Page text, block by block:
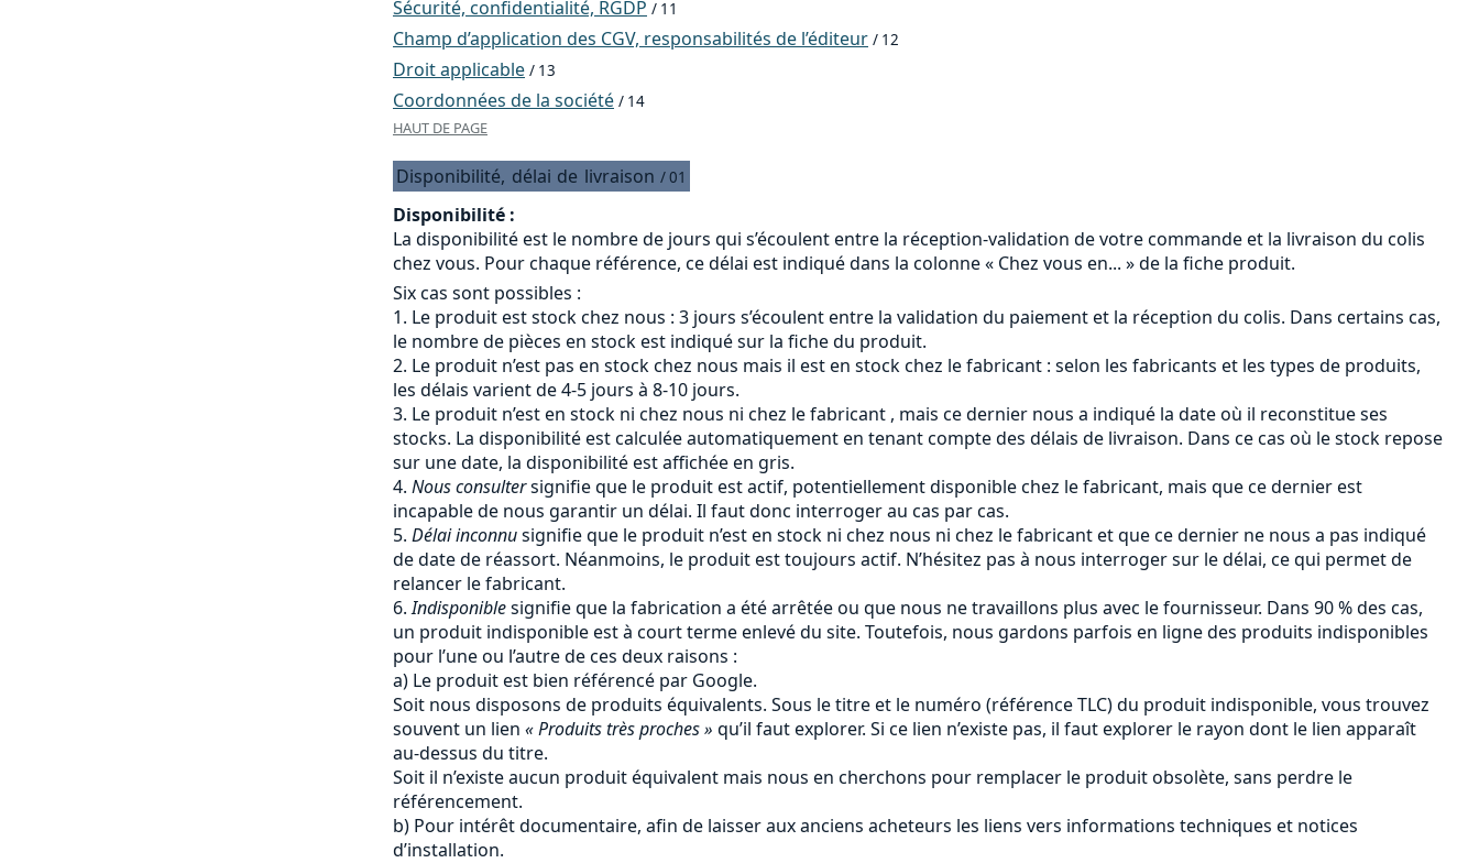
Sécurité, confidentialité, RGDP / 11
Champ d’application des CGV, responsabilités de l’éditeur / 12
Droit applicable / 13
Coordonnées de la société / 14
HAUT DE PAGE
Disponibilité, délai de livraison / 01
Disponibilité :
La disponibilité est le nombre de jours qui s’écoulent entre la réception-validation de votre commande et la livraison du colis
chez vous. Pour chaque référence, ce délai est indiqué dans la colonne « Chez vous en... » de la fiche produit.
Six cas sont possibles :
Le produit est stock chez nous : 3 jours s’écoulent entre la validation du paiement et la réception du colis. Dans certains cas,
le nombre de pièces en stock est indiqué sur la fiche du produit.
Le produit n’est pas en stock chez nous mais il est en stock chez le fabricant : selon les fabricants et les types de produits,
les délais varient de 4-5 jours à 8-10 jours.
Le produit n’est en stock ni chez nous ni chez le fabricant , mais ce dernier nous a indiqué la date où il reconstitue ses
stocks. La disponibilité est calculée automatiquement en tenant compte des délais de livraison. Dans ce cas où le stock repose
sur une date, la disponibilité est affichée en gris.
Nous consultersignifie que le produit est actif, potentiellement disponible chez le fabricant, mais que ce dernier est
incapable de nous garantir un délai. Il faut donc interroger au cas par cas.
Délai inconnusignifie que le produit n’est en stock ni chez nous ni chez le fabricant et que ce dernier ne nous a pas indiqué
de date de réassort. Néanmoins, le produit est toujours actif. N’hésitez pas à nous interroger sur le délai, ce qui permet de
relancer le fabricant.
Indisponiblesignifie que la fabrication a été arrêtée ou que nous ne travaillons plus avec le fournisseur. Dans 90 % des cas,
un produit indisponible est à court terme enlevé du site. Toutefois, nous gardons parfois en ligne des produits indisponibles
pour l’une ou l’autre de ces deux raisons :
a) Le produit est bien référencé par Google.
Soit nous disposons de produits équivalents. Sous le titre et le numéro (référence TLC) du produit indisponible, vous trouvez
souvent un lien « Produits très proches » qu’il faut explorer. Si ce lien n’existe pas, il faut explorer le rayon dont le lien apparaît
au-dessus du titre.
Soit il n’existe aucun produit équivalent mais nous en cherchons pour remplacer le produit obsolète, sans perdre le
référencement.
b) Pour intérêt documentaire, afin de laisser aux anciens acheteurs les liens vers informations techniques et notices
d’installation.